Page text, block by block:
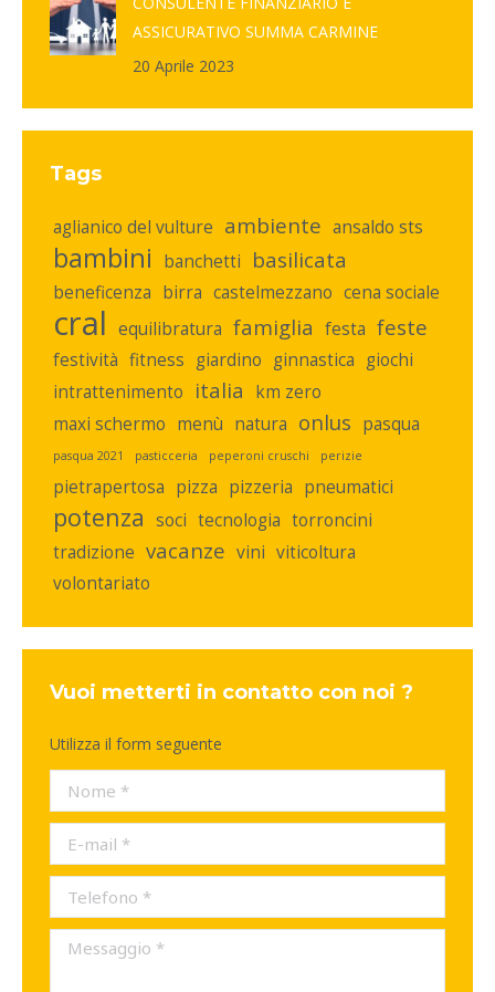
ASSICURATIVO SUMMA CARMINE
20 Aprile 2023
Tags
aglianico del vulture ambiente ansaldo sts
bambini banchetti basilicata
beneficenza birra castelmezzano cena sociale
cral equilibratura famiglia festa feste
festività fitness giardino ginnastica giochi
intrattenimento italia km zero
maxi schermo menù natura onlus pasqua
pasqua 2021 pasticceria peperoni cruschi perizie
pietrapertosa pizza pizzeria pneumatici
potenza soci tecnologia torroncini
tradizione vacanze vini viticoltura
volontariato
Vuoi metterti in contatto con noi ?
Utilizza il form seguente
Nome *
E-mail *
Telefono *
Messaggio *